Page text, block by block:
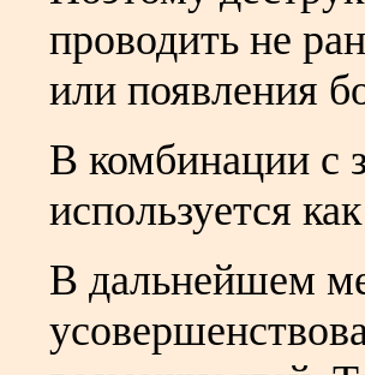
проводить не
или появления
В комбинации с
используется
В дальнейшем